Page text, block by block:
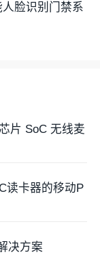
脸识别门禁系
片 SoC 无线麦
读卡器的移动P
决方案